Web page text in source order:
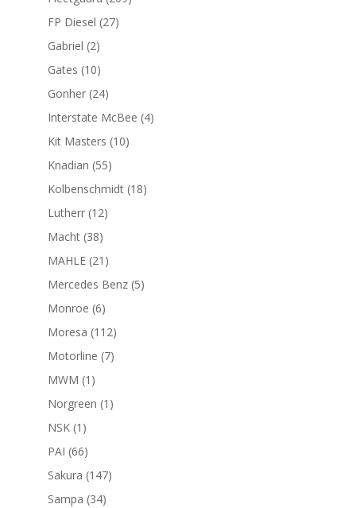
FP Diesel 2727
Gabriel 22
productos
Gates 1010
productos
Gonher 2424
productos
Interstate McBee 44
Kit Masters 1010
Knadian 5555
productos
Kolbenschmidt 1818
Lutherr 1212
Macht 3838
productos
MAHLE 21 21
productos
Mercedes Benz 55
Monroe 66
productos
Moresa 112112
productos
Motorline 77
MWM 1 1
producto
Norgreen 1 1
NSK 1 1
producto
PAI 6666
productos
Sakura 147147
Sampa 3434